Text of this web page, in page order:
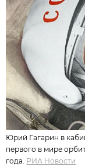
Юрий Гагарин в
первого в мире
года. РИА Новости